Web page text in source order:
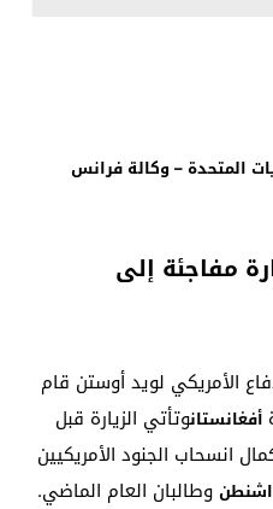
المتحدة – وكالة فرانس
مفاجئة إلى
الأمريكي لويد أوستن قام
أفغانستانوتأتي الزيارة قبل
انسحاب الجنود الأمريكيين
وطالبان العام الماضي.